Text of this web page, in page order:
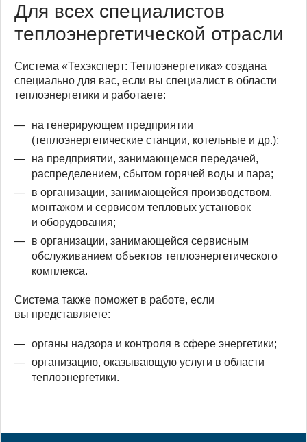
Для всех специалистов
теплоэнергетической отрасли
Система «Техэксперт: Теплоэнергетика» создана
специально для вас, если вы специалист в области
теплоэнергетики и работаете:
на генерирующем предприятии
(теплоэнергетические станции, котельные и др.);
на предприятии, занимающемся передачей,
распределением, сбытом горячей воды и пара;
в организации, занимающейся производством,
монтажом и сервисом тепловых установок
и оборудования;
в организации, занимающейся сервисным
обслуживанием объектов теплоэнергетического
комплекса.
Система также поможет в работе, если
вы представляете:
органы надзора и контроля в сфере энергетики;
организацию, оказывающую услуги в области
теплоэнергетики.